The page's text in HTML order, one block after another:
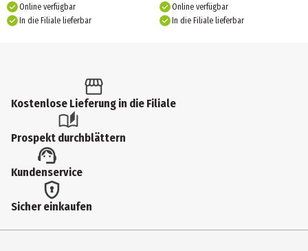
Online verfügbar
In die Filiale lieferbar
Online verfügbar
In die Filiale lieferbar
Kostenlose Lieferung in die Filiale
Prospekt durchblättern
Kundenservice
Sicher einkaufen